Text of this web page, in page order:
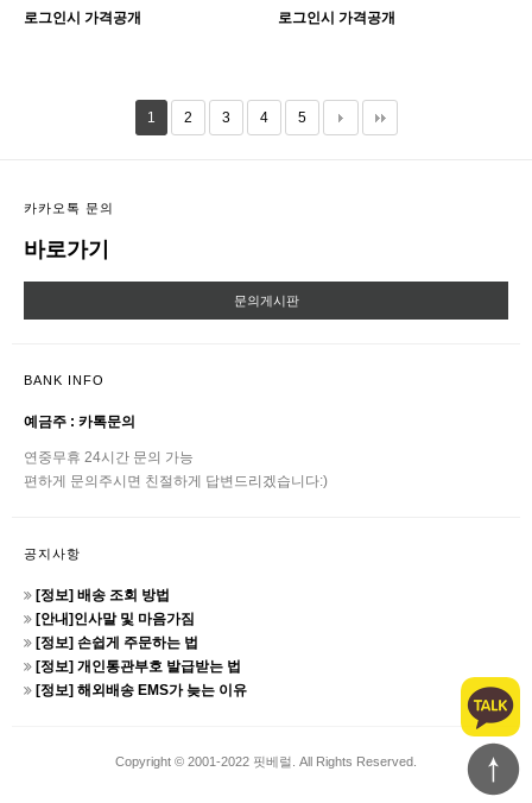
로그인시 가격공개 로그인시 가격공개
1 2 3 4 5
카카오톡 문의
바로가기
문의게시판
BANK INFO
예금주 : 카톡문의
연중무휴 24시간 문의 가능
편하게 문의주시면 친절하게 답변드리겠습니다:)
공지사항
[정보] 배송 조회 방법
[안내]인사말 및 마음가짐
[정보] 손쉽게 주문하는 법
[정보] 개인통관부호 발급받는 법
[정보] 해외배송 EMS가 늦는 이유
Copyright © 2001-2022 핏베럴. All Rights Reserved.